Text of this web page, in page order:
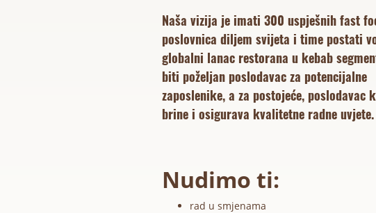
Naša vizija je imati 300 uspješnih fast
poslovnica diljem svijeta i time postati
globalni lanac restorana u kebab
biti poželjan poslodavac za potencijalne
zaposlenike, a za postojeće, poslodavac
brine i osigurava kvalitetne radne uvjete.
Nudimo ti:
rad u smjenama